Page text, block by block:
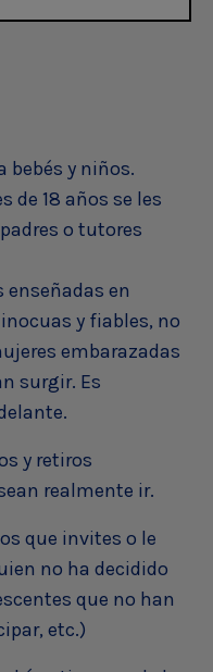
bebés y niños.
de 18 años se les
o tutores
enseñadas en
y fiables, no
embarazadas
surgir. Es
y retiros
realmente ir.
que invites o le
no ha decidido
que no han
etc.)